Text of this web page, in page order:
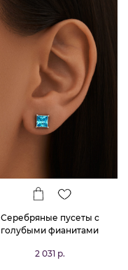
Серебряные пусеты с
голубыми фианитами
2 031 р.